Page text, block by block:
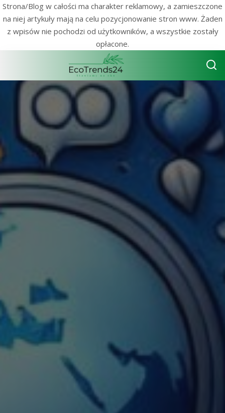
Strona/Blog w całości ma charakter reklamowy, a zamieszczone
na niej artykuły mają na celu pozycjonowanie stron www. Żaden
z wpisów nie pochodzi od użytkowników, a wszystkie zostały
opłacone.